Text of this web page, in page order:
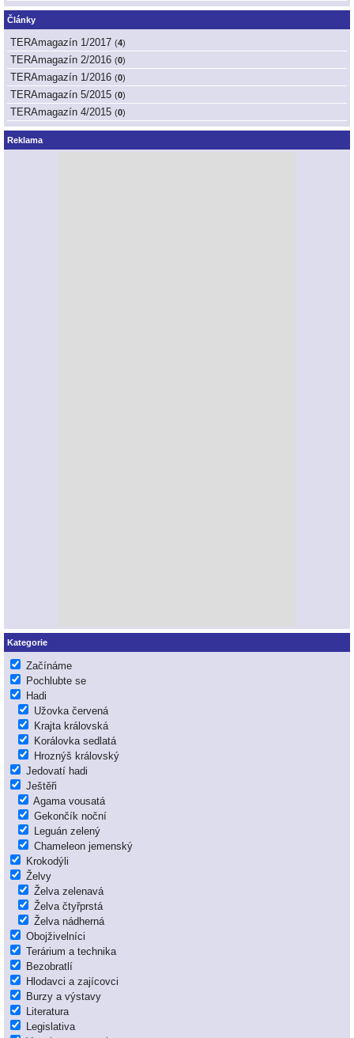
Články
TERAmagazín 1/2017 (4)
TERAmagazín 2/2016 (0)
TERAmagazín 1/2016 (0)
TERAmagazín 5/2015 (0)
TERAmagazín 4/2015 (0)
Reklama
Kategorie
Začínáme
Pochlubte se
Hadi
Užovka červená
Krajta královská
Korálovka sedlatá
Hroznýš královský
Jedovatí hadi
Ještěři
Agama vousatá
Gekončík noční
Leguán zelený
Chameleon jemenský
Krokodýli
Želvy
Želva zelenavá
Želva čtyřprstá
Želva nádherná
Obojživelníci
Terárium a technika
Bezobratlí
Hlodavci a zajícovci
Burzy a výstavy
Literatura
Legislativa